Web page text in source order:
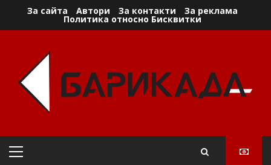
За сайта Автори За контакти За реклама
Политика относно Бисквитки
Primary